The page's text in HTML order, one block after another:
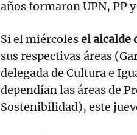
años formaron UPN, PP y
Si el miércolesel alcalde
sus respectivas áreas
delegada de Cultura e
dependían las áreas de
Sostenibilidad), este